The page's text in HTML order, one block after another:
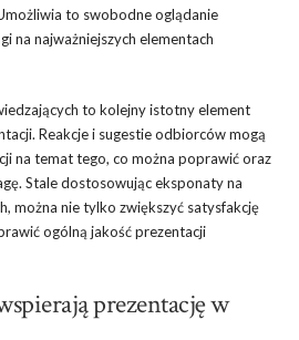
to swobodne oglądanie
na najważniejszych elementach
to kolejny istotny element
Reakcje i sugestie odbiorców mogą
na temat tego, co można poprawić oraz
Stale dostosowując eksponaty na
można nie tylko zwiększyć satysfakcję
ogólną jakość prezentacji
prezentację w